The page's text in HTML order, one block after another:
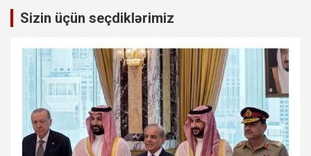
Sizin üçün seçdiklərimiz